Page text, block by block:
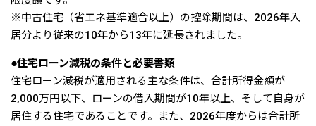
※中古住宅（省エネ基準適合以上）の控除期間は、2026年入
居分より従来の10年から13年に延長されました。
●住宅ローン減税の条件と必要書類
住宅ローン減税が適用される主な条件は、合計所得金額が
2,000万円以下、ローンの借入期間が10年以上、そして自身が
居住する住宅であることです。また、2026年度からは合計所